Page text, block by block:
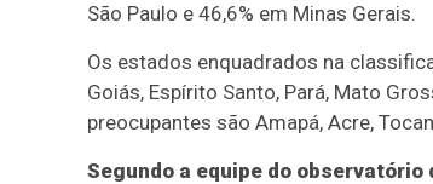
São Paulo e 46,6% em Minas Gerais.
Os estados enquadrados na
Goiás, Espírito Santo, Pará, Mato
preocupantes são Amapá, Acre,
Segundo a equipe do